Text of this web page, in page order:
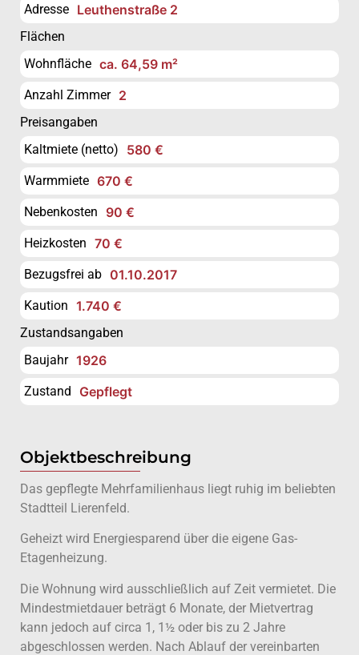
Adresse Leuthenstraße 2
Flächen
Wohnfläche ca. 64,59 m²
Anzahl Zimmer 2
Preisangaben
Kaltmiete (netto)
580 €
Warmmiete 670 €
Nebenkosten 90 €
Heizkosten 70 €
Bezugsfrei ab 01.10.2017
Kaution 1.740 €
Zustandsangaben
Baujahr 1926
Zustand Gepflegt
Objektbeschreibung
Das gepflegte Mehrfamilienhaus liegt ruhig im beliebten
Stadtteil Lierenfeld.
Geheizt wird Energiesparend über die eigene Gas-
Etagenheizung.
Die Wohnung wird ausschließlich auf Zeit vermietet. Die
Mindestmietdauer beträgt 6 Monate, der Mietvertrag
kann jedoch auf circa 1, 1½ oder bis zu 2 Jahre
abgeschlossen werden. Nach Ablauf der vereinbarten